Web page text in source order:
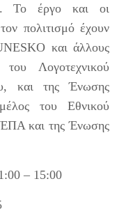
Το έργο και οι
πολιτισμό έχουν
και άλλους
Λογοτεχνικού
και της Ένωσης
του Εθνικού
και της Ένωσης
– 15:00